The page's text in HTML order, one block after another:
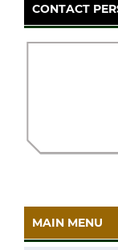
CONTACT
MAIN MENU